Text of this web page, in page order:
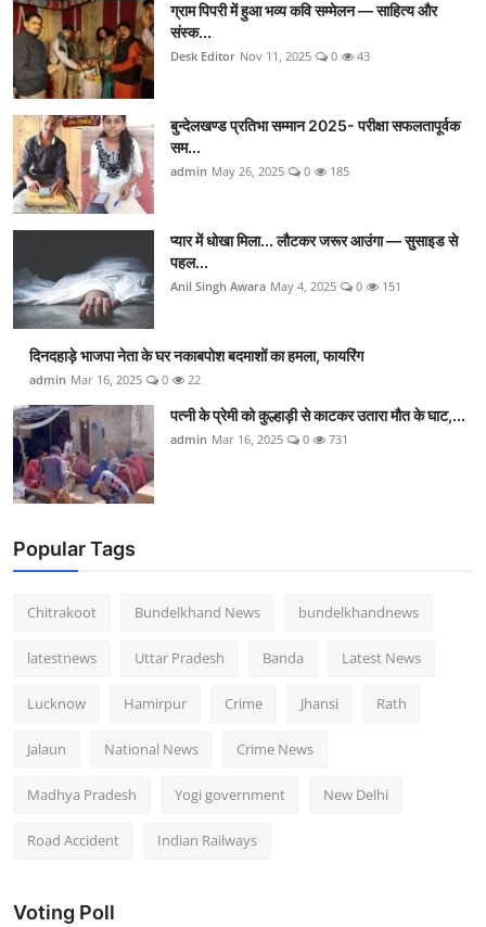
ग्राम पिपरी में हुआ भव्य कवि सम्मेलन — साहित्य और
संस्क...
Desk Editor Nov 11, 2025 0 43
बुन्देलखण्ड प्रतिभा सम्मान 2025- परीक्षा सफलतापूर्वक
सम...
admin May 26, 2025 0 185
प्यार में धोखा मिला... लौटकर जरूर आउंगा — सुसाइड से
पहल...
Anil Singh Awara May 4, 2025 0 151
दिनदहाड़े भाजपा नेता के घर नकाबपोश बदमाशों का हमला, फायरिंग
admin Mar 16, 2025 0 22
पत्नी के प्रेमी को कुल्हाड़ी से काटकर उतारा मौत के घाट,...
admin Mar 16, 2025 0 731
Popular Tags
Chitrakoot Bundelkhand News bundelkhandnews
latestnews Uttar Pradesh Banda Latest News
Lucknow Hamirpur Crime Jhansi Rath
Jalaun National News Crime News
Madhya Pradesh Yogi government New Delhi
Road Accident Indian Railways
Voting Poll